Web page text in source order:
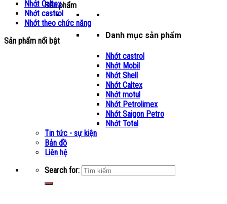
Sản phẩm
Danh mục sản phẩm
Nhớt castrol
Nhớt Mobil
Nhớt Shell
Nhớt Caltex
Nhớt motul
Nhớt Petrolimex
Nhớt Saigon Petro
Nhớt Total
Tin tức - sự kiện
Bản đồ
Liên hệ
Search for:
Nhớt Caltex
Nhớt castrol
Nhớt theo chức năng
Sản phẩm nổi bật